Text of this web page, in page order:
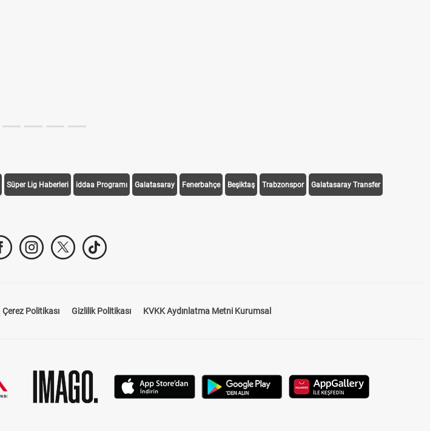
Süper Lig Haberleri iddaa Programı Galatasaray Fenerbahçe Beşiktaş Trabzonspor Galatasaray Transfer
Çerez Politikası Gizlilik Politikası KVKK Aydınlatma Metni Kurumsal